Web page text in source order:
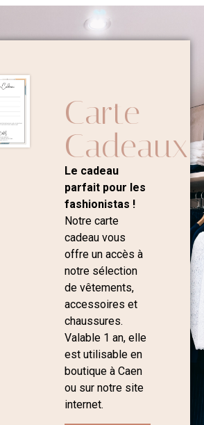
Carte
Cadeaux
Le cadeau
parfait pour les
fashionistas !
Notre carte
cadeau vous
offre un accès à
notre sélection
de vêtements,
accessoires et
chaussures.
Valable 1 an, elle
est utilisable en
boutique à Caen
ou sur notre site
internet.